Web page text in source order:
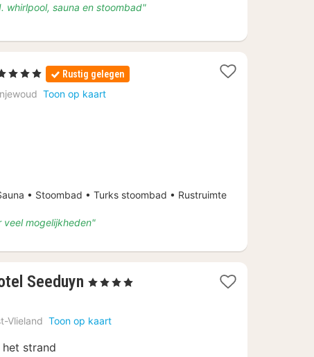
whirlpool, sauna en stoombad"
Sterren Rustig gelegen
Toon op kaart
• Stoombad • Turks stoombad • Rustruimte
veel mogelijkheden"
Seeduyn 1
vanaf
€
, 4 Sterren
Vlieland Toon op kaart
strand